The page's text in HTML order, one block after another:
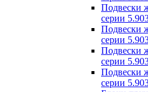
Подвески
серии
Подвески
серии
Подвески
серии
Подвески
серии